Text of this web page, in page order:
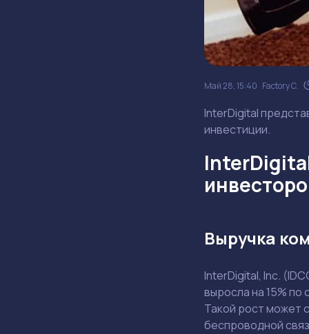
Май 28, 15:40 Factory C.
InterDigital
инвестиции.
Выручка
InterDigital, Inc.
выросла на 15%
Такой рост может
беспроводной